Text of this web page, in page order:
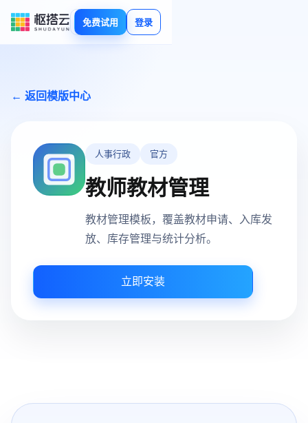
免费试用 登录
← 返回模版中心
人事行政 官方
教师教材管理
教材管理模板，覆盖教材申请、入库发
放、库存管理与统计分析。
立即安装